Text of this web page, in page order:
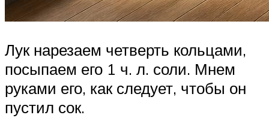
Лук нарезаем четверть кольцами,
посыпаем его 1 ч. л. соли. Мнем
руками его, как следует, чтобы он
пустил сок.